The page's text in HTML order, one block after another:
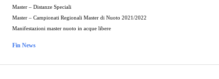
Master – Distanze Speciali
Master – Campionati Regionali Master di Nuoto 2021/2022
Manifestazioni master nuoto in acque libere
Fin News